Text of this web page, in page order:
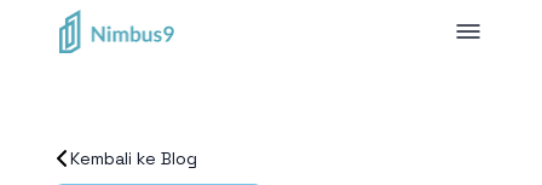
Kembali ke Blog